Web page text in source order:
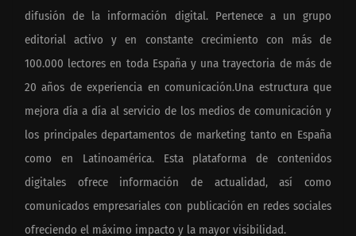
difusión de la información digital. Pertenece a un grupo
editorial activo y en constante crecimiento con más de
100.000 lectores en toda España y una trayectoria de más de
20 años de experiencia en comunicación.Una estructura que
mejora día a día al servicio de los medios de comunicación y
los principales departamentos de marketing tanto en España
como en Latinoamérica. Esta plataforma de contenidos
digitales ofrece información de actualidad, así como
comunicados empresariales con publicación en redes sociales
ofreciendo el máximo impacto y la mayor visibilidad.